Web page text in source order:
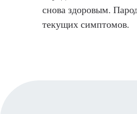
снова здоровым.
текущих симптомов.